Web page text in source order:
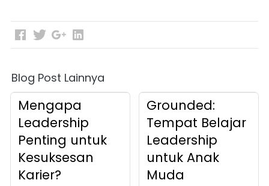
Blog Post Lainnya
Mengapa
Leadership
Penting untuk
Kesuksesan
Karier?
Grounded:
Tempat Belajar
Leadership
untuk Anak
Muda